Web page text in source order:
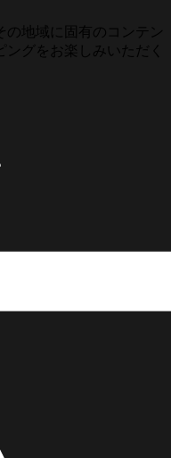
の地域に固有のコンテン
グをお楽しみいただく